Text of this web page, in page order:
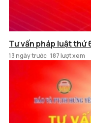
Tư vấn pháp luật thứ
13 ngày trước 187 lượt xem